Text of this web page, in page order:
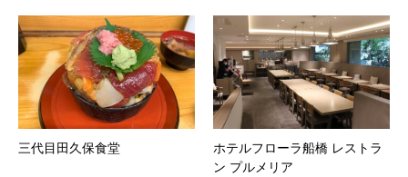
三代目田久保食堂
ホテルフローラ船橋 レストラ
ン プルメリア